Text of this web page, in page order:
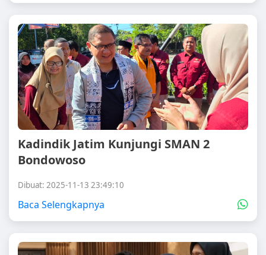
Kadindik Jatim Kunjungi SMAN 2
Bondowoso
Dibuat: 2025-11-13 23:49:10
Baca Selengkapnya